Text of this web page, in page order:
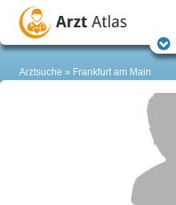
Arztsuche Frankfurt am Main